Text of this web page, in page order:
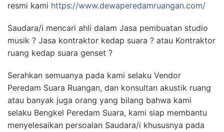
resmi kami https://www.dewaperedamruangan.com/
Saudara/i mencari ahli dalam Jasa pembuatan studio
musik ? Jasa kontraktor kedap suara ? atau Kontraktor
ruang kedap suara genset ?
Serahkan semuanya pada kami selaku Vendor
Peredam Suara Ruangan, dan konsultan akustik ruang
atau banyak juga orang yang bilang bahwa kami
selaku Bengkel Peredam Suara, kami siap membantu
menyelesaikan persoalan Saudara/i khususnya pada